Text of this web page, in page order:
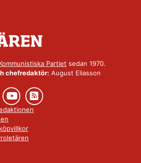
Partiet sedan 1970.
chefredaktör: August Eliasson
köpvillkor